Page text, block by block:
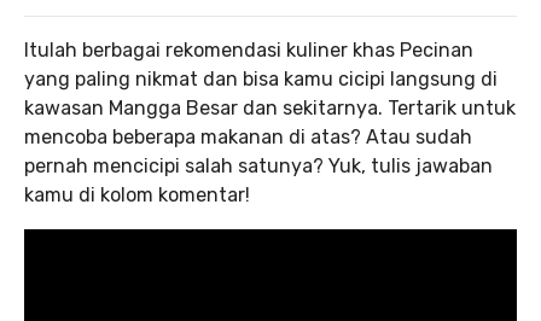
Itulah berbagai rekomendasi kuliner khas Pecinan
yang paling nikmat dan bisa kamu cicipi langsung di
kawasan Mangga Besar dan sekitarnya. Tertarik untuk
mencoba beberapa makanan di atas? Atau sudah
pernah mencicipi salah satunya? Yuk, tulis jawaban
kamu di kolom komentar!